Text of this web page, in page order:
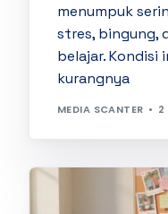
menumpuk
stres, bingung,
belajar. Kondisi
kurangnya
MEDIA SCANTER 2